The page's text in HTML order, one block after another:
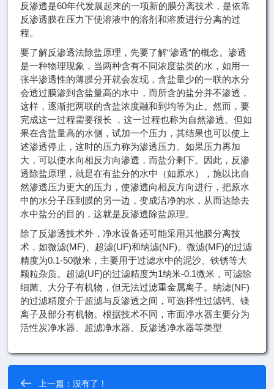
反渗透是60年代发展起来的一项新的膜分离技术，是依靠
反渗透膜在压力下使溶液中的溶剂和溶质进行分离的过
程。
要了解反渗透法除盐原理，先要了解“渗透“的概念。渗透
是一种物理现象，当两种含有不同浓度盐类的水，如用一
张半渗透性的薄膜分开就会发现，含盐量少的一联的水分
会透过膜渗到含盐量高的水中，而所含的盐分并不渗透，
这样，逐渐把两联的含盐浓度融和到均等为止。然而，要
完成这一过程需要很长 ，这一过程也称为自然渗透。但如
果在含盐量高的水侧，试加一个压力，其结果也可以使上
述渗透停止，这时的压力称为渗透压力。如果压力再加
大，可以使水向相反方向渗透，而盐分剩下。因此，反渗
透除盐原理，就是在有盐分的水中（如原水），施以比自
然渗透压力更大的压力，使渗透向相反方向进行，把原水
中的水分子压到膜的另一边，变成洁净的水，从而达除去
水中盐分的目的，这就是反渗透除盐原理。
除了反渗透技术外，净水设备还可能采用其他膜分离技
术，如微滤(MF)、超滤(UF)和纳滤(NF)。微滤(MF)的过滤
精度为0.1-50微米，主要用于过滤水中的泥沙、铁锈等大
颗粒杂质。超滤(UF)的过滤精度为1纳米-0.1微米，可滤除
细菌、大分子有机物，但无法过滤重金属离子。纳滤(NF)
的过滤精度介于超滤与反渗透之间，可选择性过滤钙、镁
离子及部分有机物。根据技术不同，市面净水器主要分为
活性炭净水器、超滤净水器、反渗透净水器等类型
上一篇：没有了！